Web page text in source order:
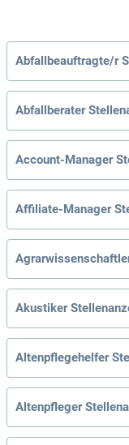
Abfallbeauftragte/r
Abfallberater
Account-Manager
Affiliate-Manager
Akustiker
Altenpflegehelfer
Altenpfleger